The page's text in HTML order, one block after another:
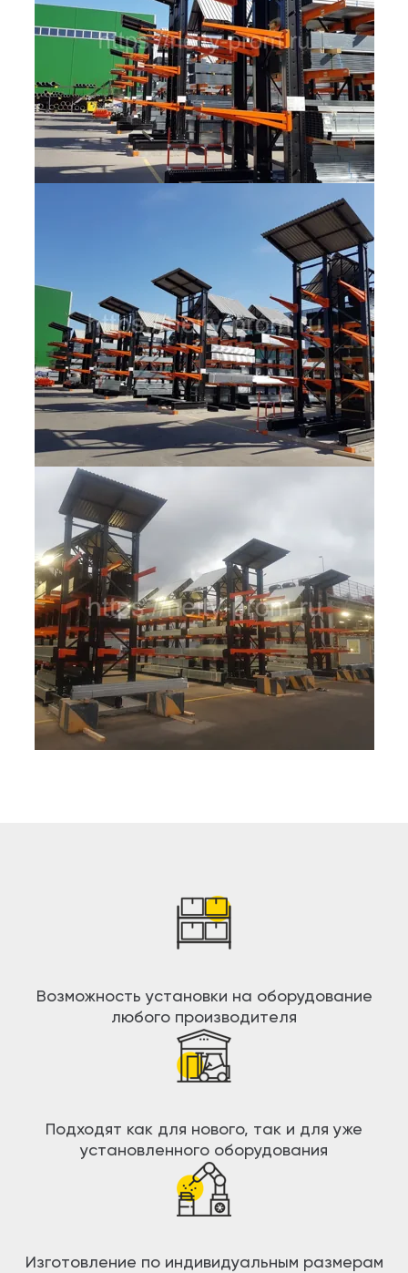
Возможность установки на оборудование
любого производителя
Подходят как для нового, так и для уже
установленного оборудования
Изготовление по индивидуальным размерам